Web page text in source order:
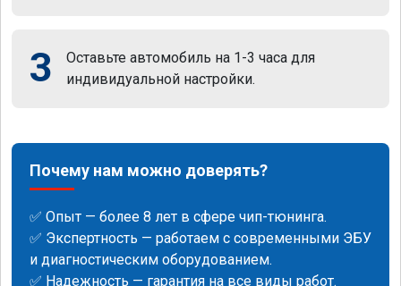
3
Оставьте автомобиль на 1-3 часа для
индивидуальной настройки.
Почему нам можно доверять?
✅ Опыт — более 8 лет в сфере чип-тюнинга.
✅ Экспертность — работаем с современными ЭБУ
и диагностическим оборудованием.
✅ Надежность — гарантия на все виды работ.